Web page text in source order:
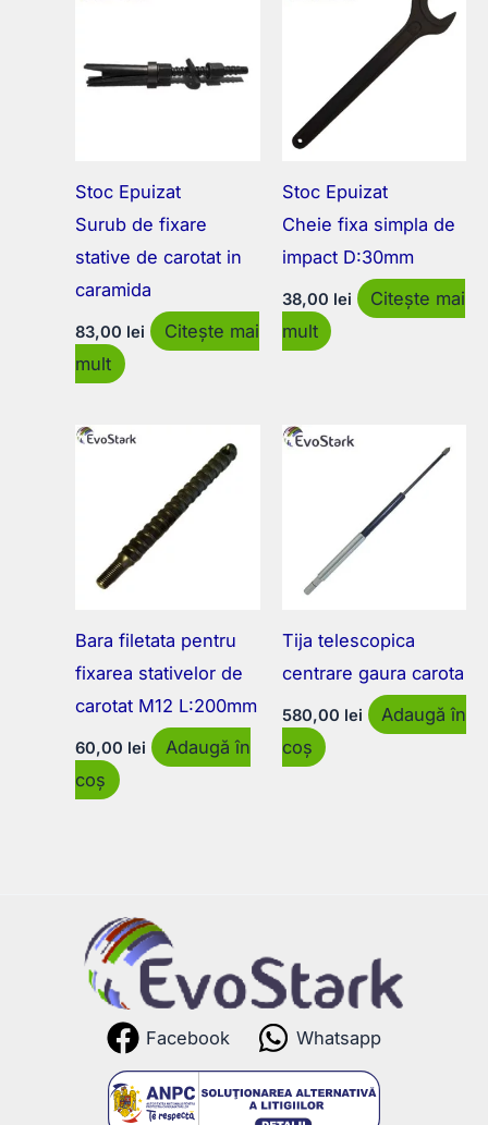
Stoc Epuizat
Surub de fixare
stative de carotat in
caramida
83,00 lei
Citește mai
mult
Stoc Epuizat
Cheie fixa simpla de
impact D:30mm
38,00 lei
Citește mai
mult
Bara filetata pentru
fixarea stativelor de
carotat M12 L:200mm
60,00 lei
Adaugă în
coș
Tija telescopica
centrare gaura carota
580,00 lei
Adaugă în
coș
Facebook Whatsapp